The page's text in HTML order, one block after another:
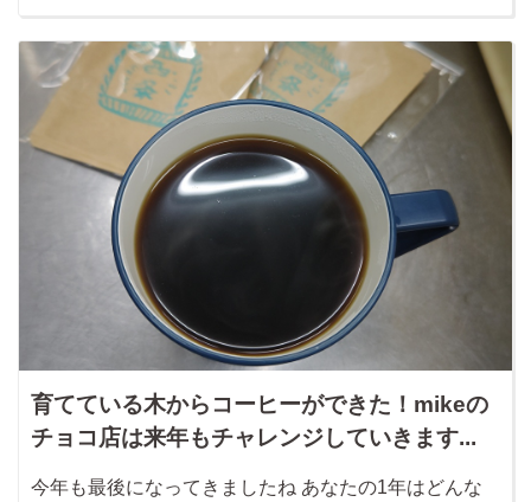
育てている木からコーヒーができた！mikeの
チョコ店は来年もチャレンジしていきます...
今年も最後になってきましたね あなたの1年はどんな